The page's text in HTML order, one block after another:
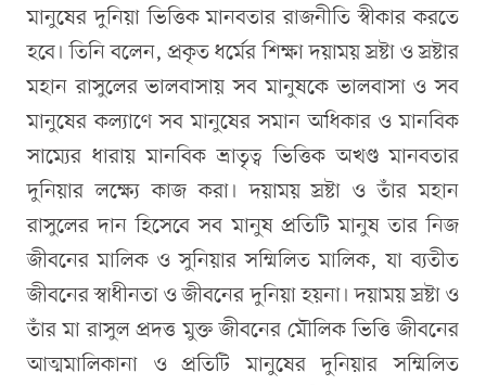
মানুষের দুনিয়া ভিত্তিক মানবতার রাজনীতি স্বীকার করতে
হবে। তিনি বলেন, প্রকৃত ধর্মের শিক্ষা দয়াময় স্রষ্টা ও স্রষ্টার
মহান রাসুলের ভালবাসায় সব মানুষকে ভালবাসা ও সব
মানুষের কল্যাণে সব মানুষের সমান অধিকার ও মানবিক
সাম্যের ধারায় মানবিক ভ্রাতৃত্ব ভিত্তিক অখণ্ড মানবতার
দুনিয়ার লক্ষ্যে কাজ করা। দয়াময় স্রষ্টা ও তাঁর মহান
রাসুলের দান হিসেবে সব মানুষ প্রতিটি মানুষ তার নিজ
জীবনের মালিক ও সুনিয়ার সম্মিলিত মালিক, যা ব্যতীত
জীবনের স্বাধীনতা ও জীবনের দুনিয়া হয়না। দয়াময় স্রষ্টা ও
তাঁর মা রাসুল প্রদত্ত মুক্ত জীবনের মৌলিক ভিত্তি জীবনের
আত্মমালিকানা ও প্রতিটি মানুষের দুনিয়ার সম্মিলিত